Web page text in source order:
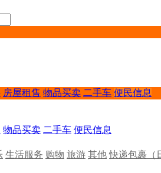
房屋租售 物品买卖 二手车 便民信息
物品买卖 二手车 便民信息
生活服务 购物 旅游 其他 快递包裹（